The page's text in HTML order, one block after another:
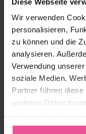
Wir verwenden
personalisieren,
zu können und die
analysieren.
Verwendung
soziale Medien,
Partner führen
weiteren Daten
gesammelt haben.
können Sie es in